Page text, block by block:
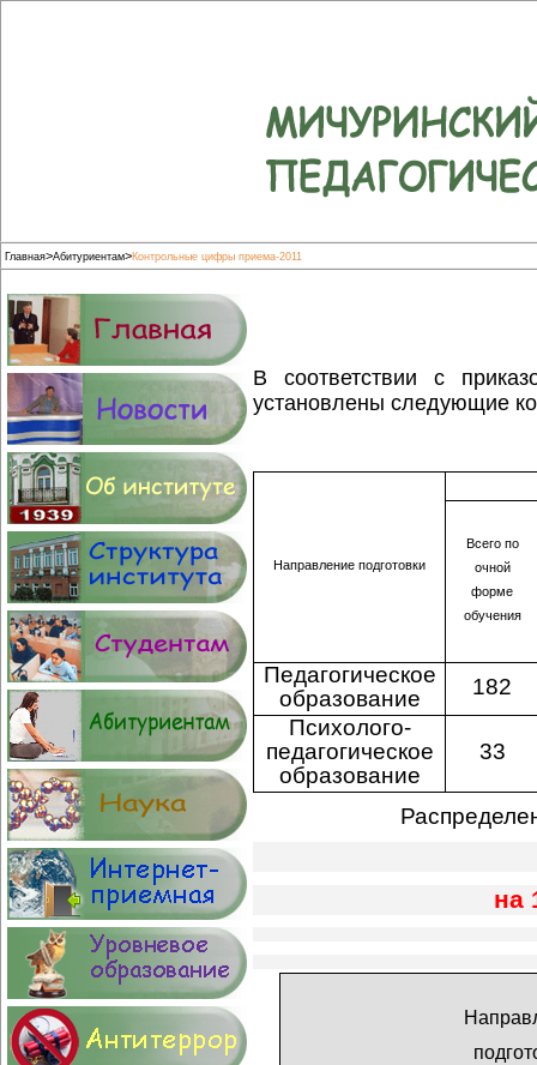
Главная>Абитуриентам>Контрольные цифры приема-2011
В соответствии с
установлены следующие
Направление подготовки
Всего по
очной
форме
обучения
Педагогическое
образование
182
Психолого-
педагогическое
образование
33
на